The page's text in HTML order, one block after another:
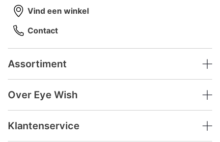
Assortiment
Over Eye Wish
Klantenservice
Vind een winkel
Contact